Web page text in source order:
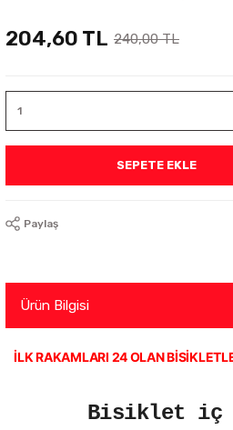
204,60 TL 240,00 TL
SEPETE EKLE
Paylaş
Ürün Bilgisi
İLK RAKAMLARI 24 OLAN
Bisiklet iç